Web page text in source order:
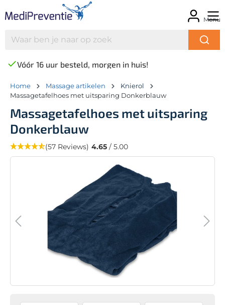
Menu
Vóór 16 uur besteld, morgen in huis!
Home Massage artikelen
Knierol
Massagetafelhoes met uitsparing Donkerblauw
Massagetafelhoes met uitsparing
Donkerblauw
(57 Reviews) 4.65 / 5.00